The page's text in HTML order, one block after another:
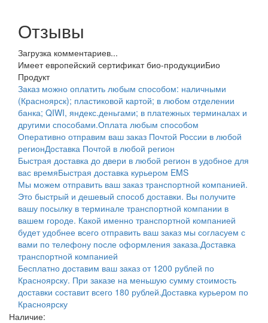
Отзывы
Загрузка комментариев...
Имеет европейский сертификат био-продукцииБио
Продукт
Заказ можно оплатить любым способом: наличными
(Красноярск); пластиковой картой; в любом отделении
банка; QIWI, яндекс.деньгами; в платежных терминалах и
другими способами.Оплата любым способом
Оперативно отправим ваш заказ Почтой России в любой
регионДоставка Почтой в любой регион
Быстрая доставка до двери в любой регион в удобное для
вас времяБыстрая доставка курьером EMS
Мы можем отправить ваш заказ транспортной компанией.
Это быстрый и дешевый способ доставки. Вы получите
вашу посылку в терминале транспортной компании в
вашем городе. Какой именно транспортной компанией
будет удобнее всего отправить ваш заказ мы согласуем с
вами по телефону после оформления заказа.Доставка
транспортной компанией
Бесплатно доставим ваш заказ от 1200 рублей по
Красноярску. При заказе на меньшую сумму стоимость
доставки составит всего 180 рублей.Доставка курьером по
Красноярску
Наличие: